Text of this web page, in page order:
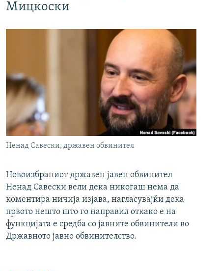
Мицкоски
Ненад Савески, државен обвинител
Новоизбраниот државен јавен обвинител
Ненад Савески вели дека никогаш нема да
коментира ничија изјава, нагласувајќи дека
првото нешто што го направил откако е на
функцијата е средба со јавните обвинители во
Државното јавно обвинителство.